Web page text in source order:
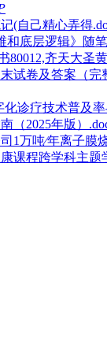
(自己精心弄得
和底层逻辑》随
80012,齐天大圣
试卷及答案（完
化诊疗技术普及
（2025年版）
1万吨∕年离子膜
课程跨学科主